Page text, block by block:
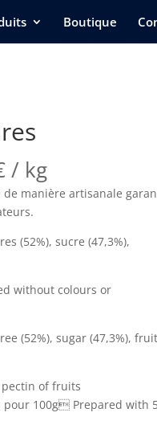
Boutique
/ kg
manière artisanale
(52%), sucre (47,3%),
without colours or
(52%), sugar (47,3%), fruit
of fruits
pour 100g Prepared with